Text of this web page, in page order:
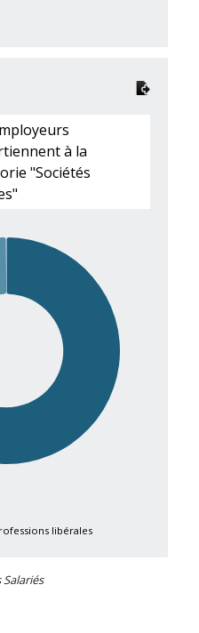
à la
"Sociétés
libérales
Salariés